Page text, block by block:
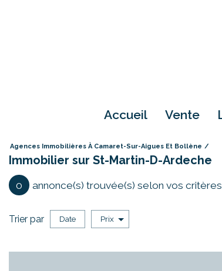
accueil vente
Agences Immobilières À Camaret-Sur-Aigues Et Bollène
Immobilier sur St-Martin-D-Ardeche
0 annonce(s) trouvée(s) selon vos critères
Trier par Date Prix